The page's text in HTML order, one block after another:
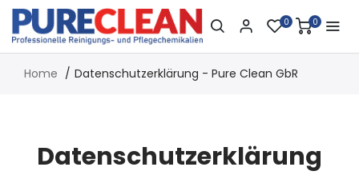
0 0
Home Datenschutzerklärung - Pure Clean GbR
Datenschutzerklärung